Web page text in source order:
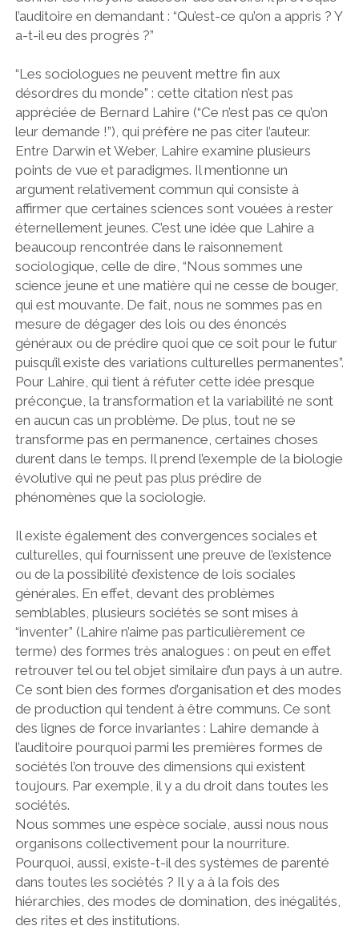
l’auditoire en demandant : “Qu’est-ce qu’on a appris ? Y
a-t-il eu des progrès ?”
“Les sociologues ne peuvent mettre fin aux
désordres du monde” : cette citation n’est pas
appréciée de Bernard Lahire (“Ce n’est pas ce qu’on
leur demande !”), qui préfère ne pas citer l’auteur.
Entre Darwin et Weber, Lahire examine plusieurs
points de vue et paradigmes. Il mentionne un
argument relativement commun qui consiste à
affirmer que certaines sciences sont vouées à rester
éternellement jeunes. C’est une idée que Lahire a
beaucoup rencontrée dans le raisonnement
sociologique, celle de dire, “Nous sommes une
science jeune et une matière qui ne cesse de bouger,
qui est mouvante. De fait, nous ne sommes pas en
mesure de dégager des lois ou des énoncés
généraux ou de prédire quoi que ce soit pour le futur
puisqu’il existe des variations culturelles permanentes”.
Pour Lahire, qui tient à réfuter cette idée presque
préconçue, la transformation et la variabilité ne sont
en aucun cas un problème. De plus, tout ne se
transforme pas en permanence, certaines choses
durent dans le temps. Il prend l’exemple de la biologie
évolutive qui ne peut pas plus prédire de
phénomènes que la sociologie.
Il existe également des convergences sociales et
culturelles, qui fournissent une preuve de l’existence
ou de la possibilité d’existence de lois sociales
générales. En effet, devant des problèmes
semblables, plusieurs sociétés se sont mises à
“inventer” (Lahire n’aime pas particulièrement ce
terme) des formes très analogues : on peut en effet
retrouver tel ou tel objet similaire d’un pays à un autre.
Ce sont bien des formes d’organisation et des modes
de production qui tendent à être communs. Ce sont
des lignes de force invariantes : Lahire demande à
l’auditoire pourquoi parmi les premières formes de
sociétés l’on trouve des dimensions qui existent
toujours. Par exemple, il y a du droit dans toutes les
sociétés.
Nous sommes une espèce sociale, aussi nous nous
organisons collectivement pour la nourriture.
Pourquoi, aussi, existe-t-il des systèmes de parenté
dans toutes les sociétés ? Il y a à la fois des
hiérarchies, des modes de domination, des inégalités,
des rites et des institutions.